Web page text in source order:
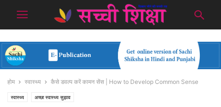
होम स्वास्थ्य कैसे डवल्प करें कामन सेंस | How to Develop Common Sense
स्वास्थ्य अच्छा स्वास्थ्य सुझाव